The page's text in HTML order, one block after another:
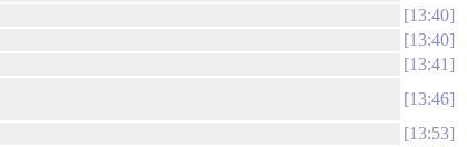
13:40
13:40
13:41
13:46
13:53